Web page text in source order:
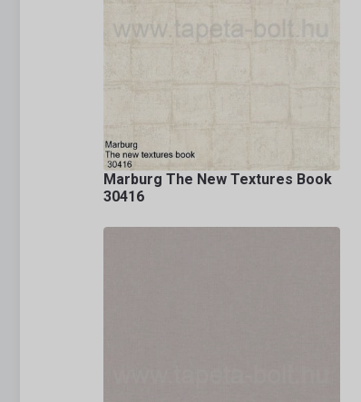
Marburg The New Textures Book
30416